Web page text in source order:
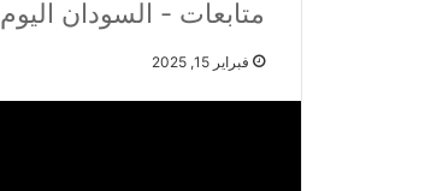
متابعات - السودان اليوم
فبراير 15, 2025